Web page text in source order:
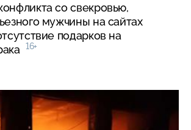
со свекровью,
мужчины на сайтах
подарков на
16+